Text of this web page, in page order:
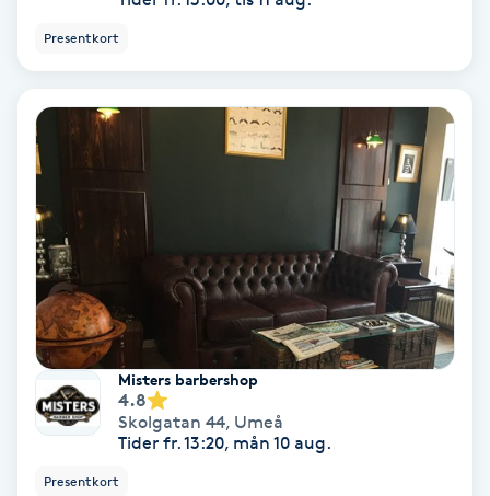
Meditation
Medium
Megavolymfransar
Melasma
Mesoterapi
MicroPen
Microshading
Presentkort
Misters barbershop
4.8
Skolgatan 44, Umeå
Tider fr. 13:20, mån 10 aug.
Presentkort